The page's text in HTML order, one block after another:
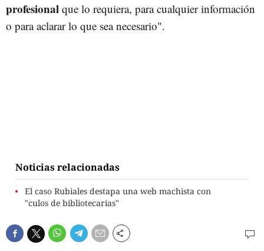
profesional que lo requiera, para cualquier información
o para aclarar lo que sea necesario".
Noticias relacionadas
El caso Rubiales destapa una web machista con
"culos de bibliotecarias"